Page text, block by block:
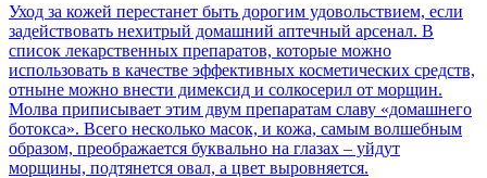
Уход за кожей перестанет быть дорогим удовольствием, если
задействовать нехитрый домашний аптечный арсенал. В
список лекарственных препаратов, которые можно
использовать в качестве эффективных косметических средств,
отныне можно внести димексид и солкосерил от морщин.
Молва приписывает этим двум препаратам славу «домашнего
ботокса». Всего несколько масок, и кожа, самым волшебным
образом, преображается буквально на глазах – уйдут
морщины, подтянется овал, а цвет выровняется.